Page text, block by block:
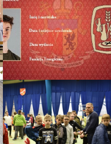
Legitymacje Sużby
Liturgicznej